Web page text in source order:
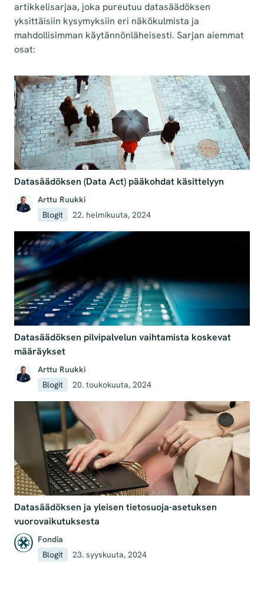
artikkelisarjaa, joka pureutuu datasäädöksen
yksittäisiin kysymyksiin eri näkökulmista ja
mahdollisimman käytännönläheisesti. Sarjan aiemmat
osat:
Datasäädöksen (Data Act) pääkohdat käsittelyyn
Arttu Ruukki
Blogit
22. helmikuuta, 2024
Datasäädöksen pilvipalvelun vaihtamista koskevat
määräykset
Arttu Ruukki
Blogit
20. toukokuuta, 2024
Datasäädöksen ja yleisen tietosuoja-asetuksen
vuorovaikutuksesta
Fondia
Blogit
23. syyskuuta, 2024